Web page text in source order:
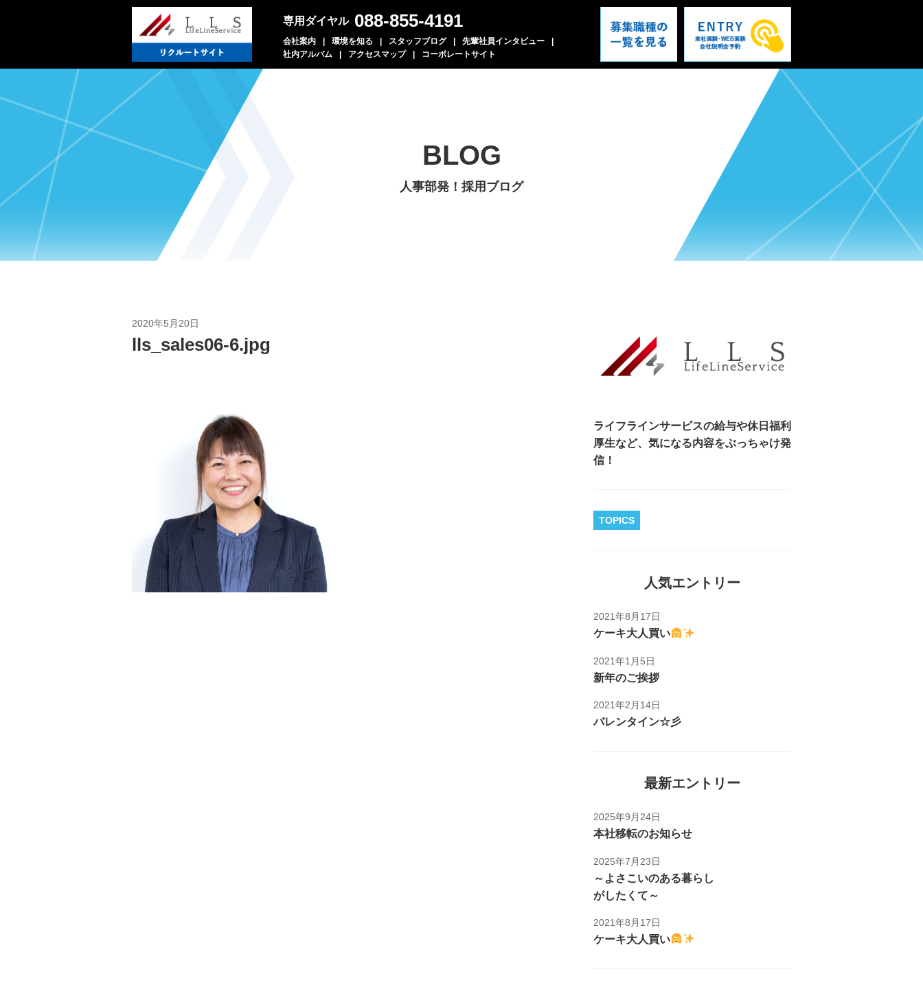
専用ダイヤル 088-855-4191
会社案内 環境を知る スタッフブログ
先輩社員インタビュー
社内アルバム
アクセスマップ コーポレートサイト
BLOG
人事部発！採用ブログ
2020年5月20日
lls_sales06-6.jpg
ライフラインサービスの給与や休日福利
厚生など、気になる内容をぶっちゃけ発
信！
TOPICS
人気エントリー
2021年8月17日
ケーキ大人買い
2021年1月5日
新年のご挨拶
2021年2月14日
バレンタイン☆彡
最新エントリー
2025年9月24日
本社移転のお知らせ
2025年7月23日
～よさこいのある暮らし
がしたくて～
2021年8月17日
ケーキ大人買い